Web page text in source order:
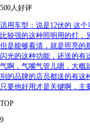
500人好评
适用车型：说是12伏的 这
比较强的这种照明用的灯，
但是能够看清，就是照亮的
闪光的这种功能，还送的有
气啊，气嘴气管儿嗯，大概
别的品牌的店员都送的有这
只要他好用才是关键啊，主
TOP
9